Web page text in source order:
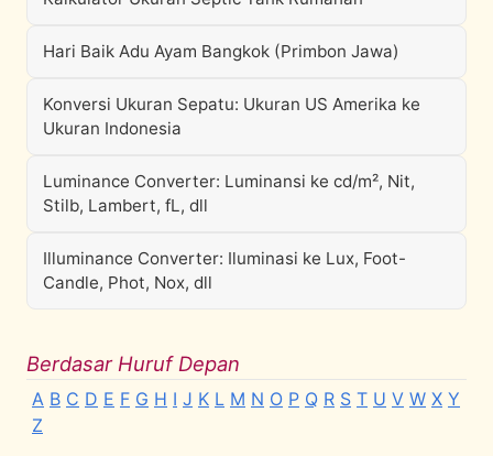
Hari Baik Adu Ayam Bangkok (Primbon Jawa)
Konversi Ukuran Sepatu: Ukuran US Amerika ke
Ukuran Indonesia
Luminance Converter: Luminansi ke cd/m², Nit,
Stilb, Lambert, fL, dll
Illuminance Converter: Iluminasi ke Lux, Foot-
Candle, Phot, Nox, dll
Berdasar Huruf Depan
A B C D E F G H I J K L M N O P Q R S T U V W X Y
Z